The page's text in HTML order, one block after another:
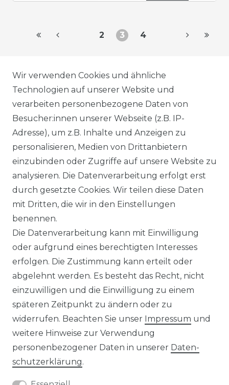
2 3 4
AGB
DATENSCHUTZERKLÄRUNG
WIDERRUFSRECHT
IMPRESSUM
KONTAKT
Unsere Zahlungsmöglichkeiten
Wir versenden mit
Wir verwenden Cookies und ähnliche
Technologien auf unserer Website und
verarbeiten personenbezogene Daten von
Besucher:innen unserer Webseite (z.B. IP-
Adresse), um z.B. Inhalte und Anzeigen zu
personalisieren, Medien von Drittanbietern
einzubinden oder Zugriffe auf unsere Website zu
analysieren. Die Datenverarbeitung erfolgt erst
durch gesetzte Cookies. Wir teilen diese Daten
mit Dritten, die wir in den Einstellungen
benennen.
Die Datenverarbeitung kann mit Einwilligung
oder aufgrund eines berechtigten Interesses
erfolgen. Die Zustimmung kann erteilt oder
abgelehnt werden. Es besteht das Recht, nicht
einzuwilligen und die Einwilligung zu einem
späteren Zeitpunkt zu ändern oder zu
widerrufen. Beachten Sie unser Impressum und
weitere Hinweise zur Verwendung
personenbezogener Daten in unserer Daten­
schutz­erklärung.